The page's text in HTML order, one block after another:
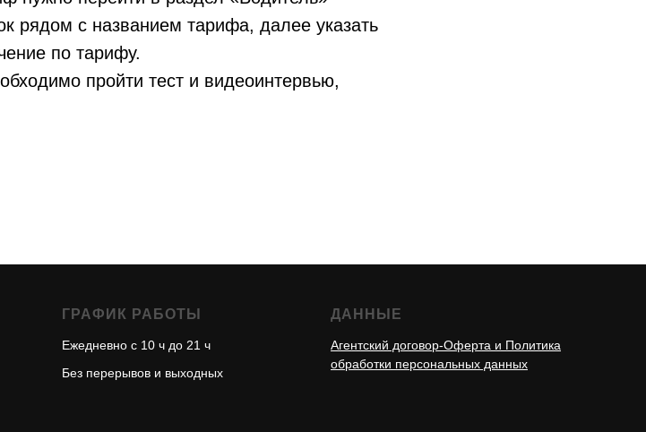
рядом с названием тарифа, далее указать
по тарифу.
пройти тест и видеоинтервью,
ГРАФИК РАБОТЫ
Ежедневно с 10 ч до 21 ч
Без перерывов и выходных
ДАННЫЕ
Агентский договор-Оферта и Политика
обработки персональных данных